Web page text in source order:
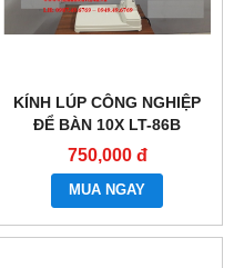
KÍNH LÚP CÔNG NGHIỆP
ĐỂ BÀN 10X LT-86B
750,000 đ
MUA NGAY